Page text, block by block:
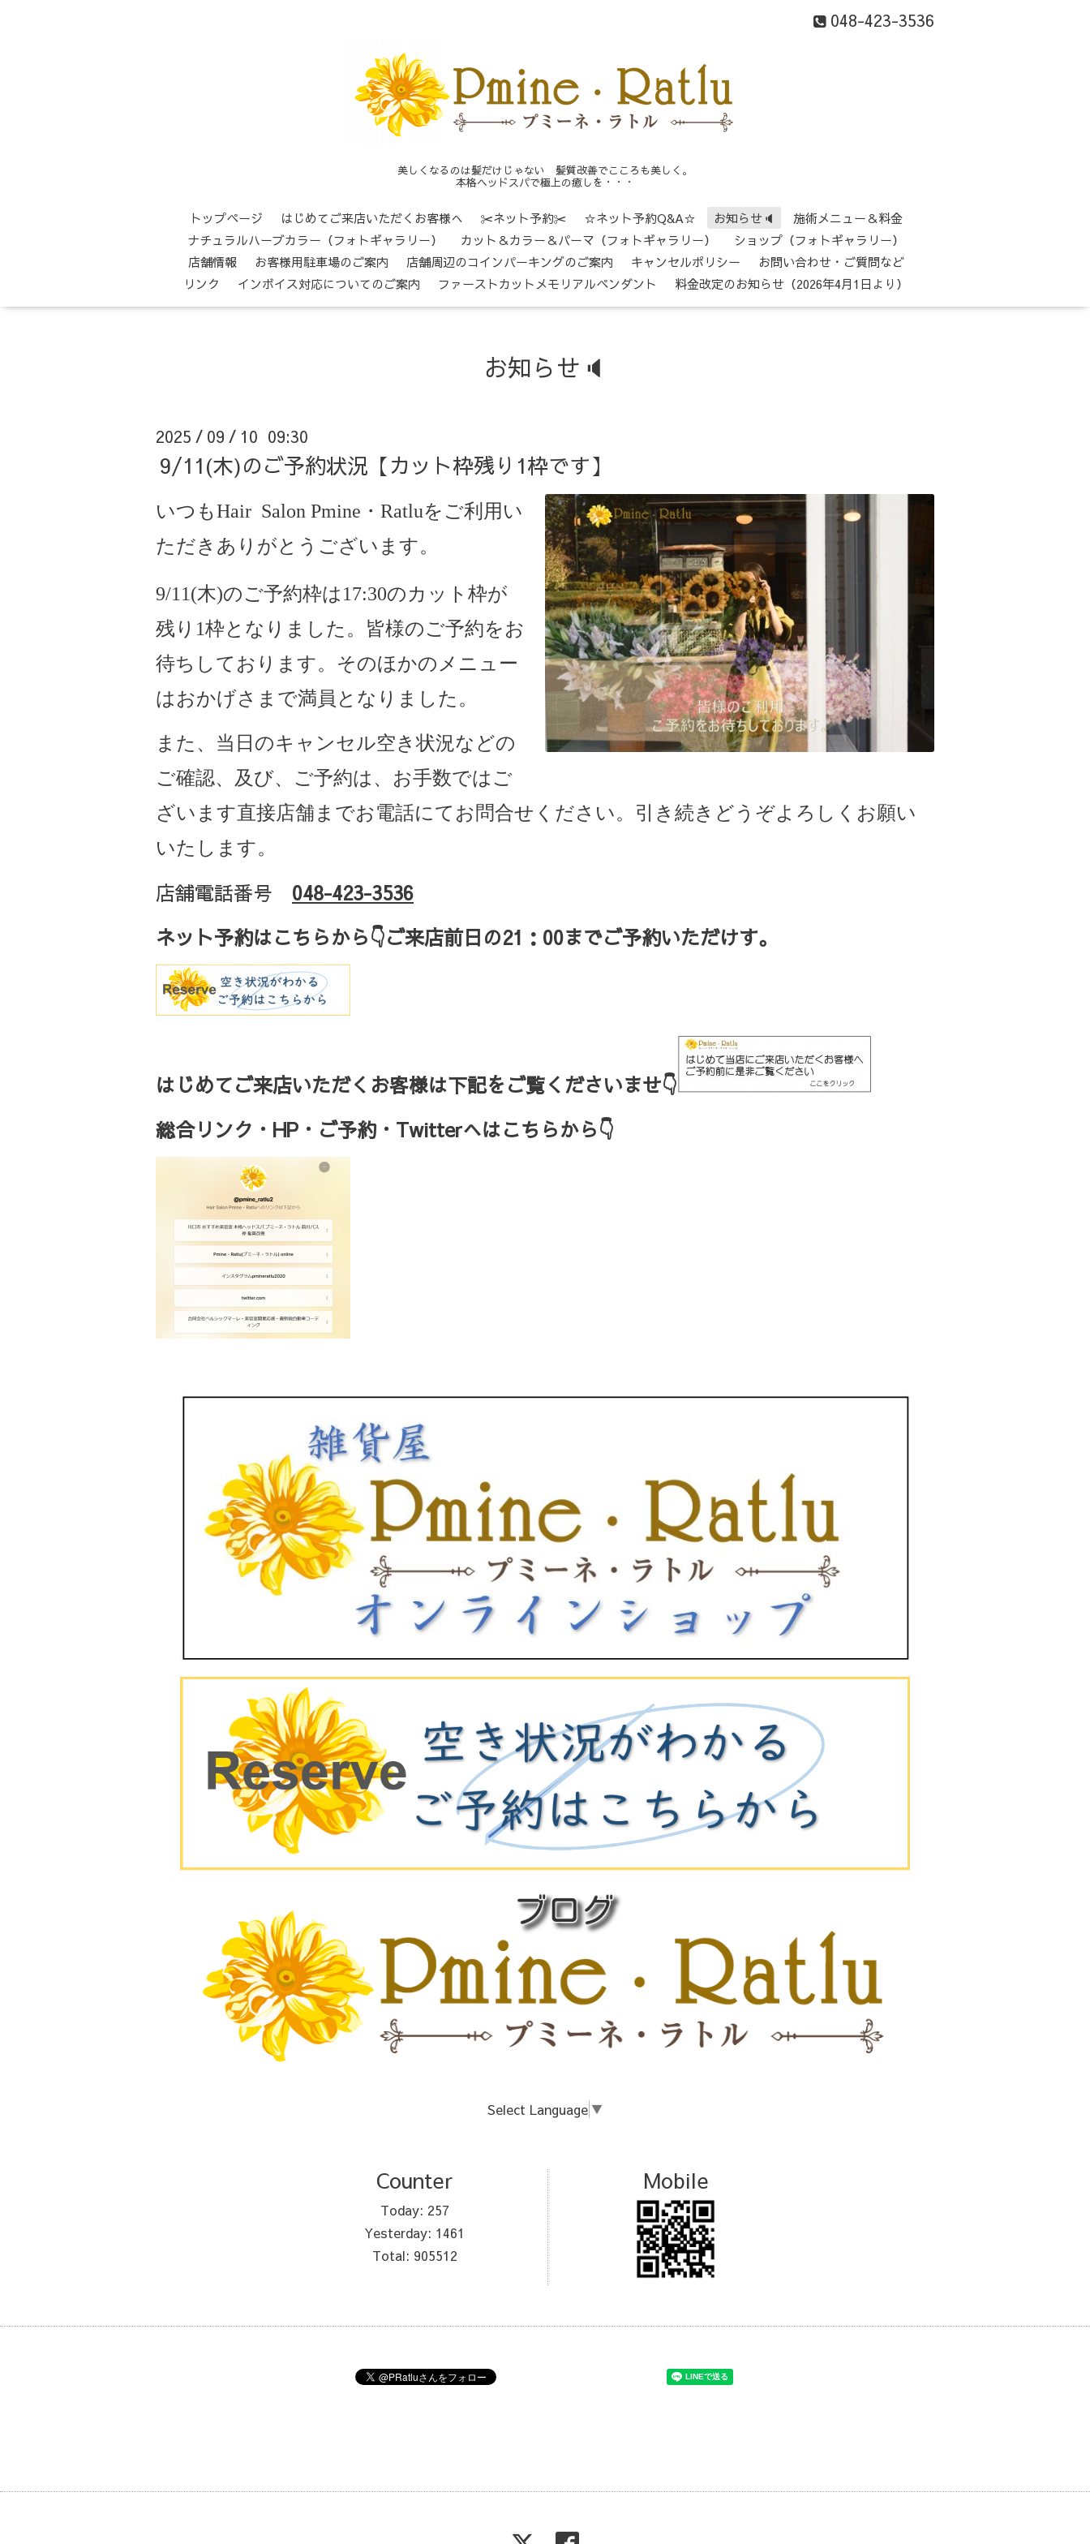
048-423-3536
美しくなるのは髪だけじゃない 髪質改善でこころも美しく。
本格ヘッドスパで極上の癒しを・・・
トップページ はじめてご来店いただくお客様へ ✂ネット予約✂ ☆ネット予約Q&A☆ お知らせ🔈
施術メニュー＆料金
ナチュラルハーブカラー（フォトギャラリー）
カット＆カラー＆パーマ（フォトギャラリー）
ショップ（フォトギャラリー）
店舗情報
お客様用駐車場のご案内 店舗周辺のコインパーキングのご案内 キャンセルポリシー
お問い合わせ・ご質問など
リンク
インボイス対応についてのご案内 ファーストカットメモリアルペンダント 料金改定のお知らせ（2026年4月1日より）
お知らせ🔈
2025 / 09 / 10 09:30
9/11(木)のご予約状況【カット枠残り1枠です】
いつもHair Salon Pmine・Ratluをご利用い
ただきありがとうございます。
9/11(木)のご予約枠は17:30のカット枠が
残り1枠となりました。 皆様のご予約をお
待ちしております。そのほかのメニュー
はおかげさまで満員となりました。
また、当日のキャンセル空き状況などの
ご確認、及び、ご予約は、お手数ではご
ざいます直接店舗までお電話にてお問合せください。引き続きどうぞよろしくお願い
いたします。
店舗電話番号 048-423-3536
ネット予約はこちらから👇ご来店前日の21 ： 00までご予約いただけす。
はじめてご来店いただくお客様は下記をご覧くださいませ👇
総合リンク・HP・ご予約・Twitterへはこちらから👇
Select Language ▼
Counter
Today: 257
Yesterday: 1461
Total: 905512
Mobile